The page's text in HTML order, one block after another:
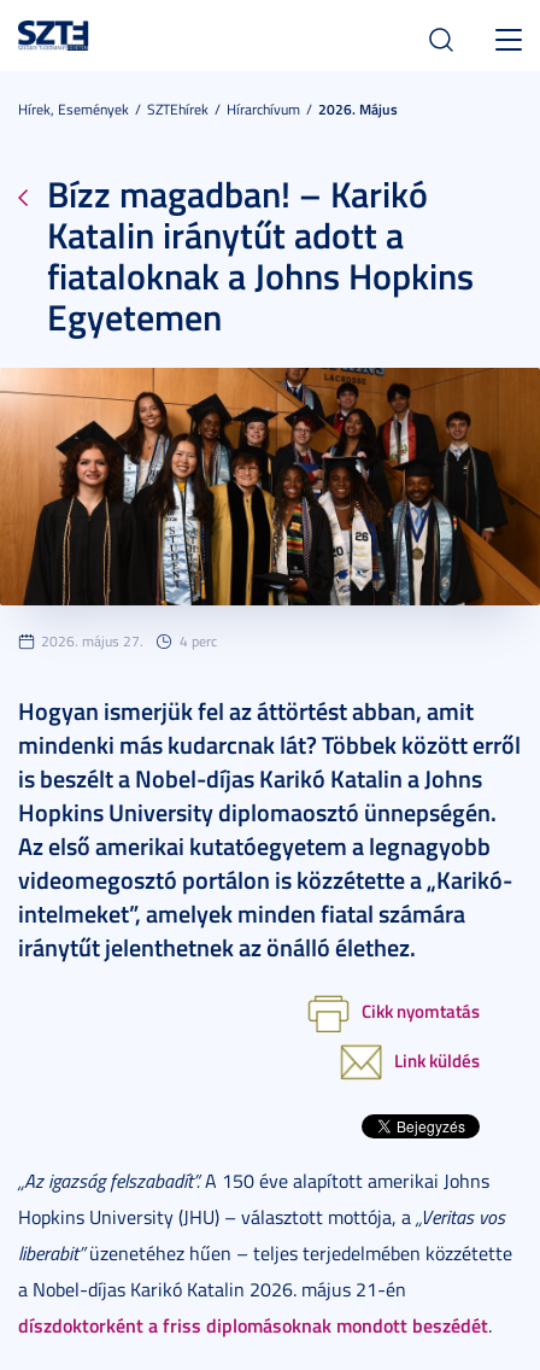
Hírek, Események SZTEhírek Hírarchívum 2026. Május
Bízz magadban! – Karikó
Katalin iránytűt adott a
fiataloknak a Johns Hopkins
Egyetemen
2026. május 27. 4 perc
Hogyan ismerjük fel az áttörtést abban, amit
mindenki más kudarcnak lát? Többek között erről
is beszélt a Nobel-díjas Karikó Katalin a Johns
Hopkins University diplomaosztó ünnepségén.
Az első amerikai kutatóegyetem a legnagyobb
videomegosztó portálon is közzétette a „Karikó-
intelmeket”, amelyek minden fiatal számára
iránytűt jelenthetnek az önálló élethez.
Cikk nyomtatás
Link küldés
„Az igazság felszabadít”.A 150 éve alapított amerikai Johns
Hopkins University (JHU) – választott mottója, a„Veritas vos
liberabit”üzenetéhez hűen – teljes terjedelmében közzétette
a Nobel-díjas Karikó Katalin 2026. május 21-én
díszdoktorként a friss diplomásoknak mondott beszédét.